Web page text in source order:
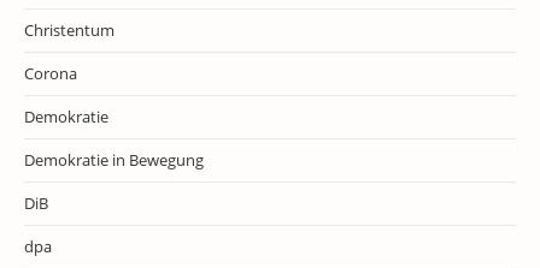
Christentum
Corona
Demokratie
Demokratie in Bewegung
DiB
dpa